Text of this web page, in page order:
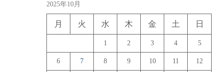
2025年10月
月 火 水 木 金 土 日
1 2 3 4 5
6 7 8 9 10 11 12